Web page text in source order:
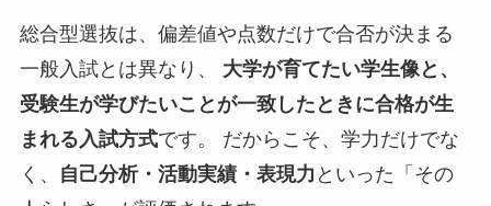
総合型選抜は、偏差値や点数だけで合否が決まる
一般入試とは異なり、 大学が育てたい学生像と、
受験生が学びたいことが一致したときに合格が生
まれる入試方式です。 だからこそ、学力だけでな
く、
自己分析・活動実績・表現力 といった「その